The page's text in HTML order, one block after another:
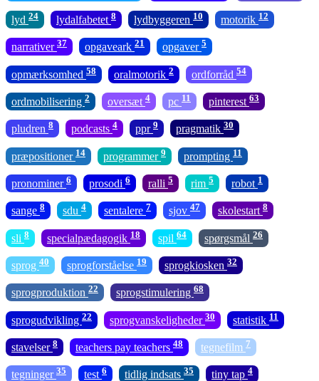
lyd 24 lydalfabetet 8 lydbyggeren 10 motorik 12
narrativer 37 opgaveark 21 opgaver 5
opmærksomhed 58 oralmotorik 2 ordforråd 54
ordmobilisering 2 oversæt 4 pc 11 pinterest 63
pludren 8 podcasts 4 ppr 9 pragmatik 30
præpositioner 14 programmer 9 prompting 11
pronominer 6 prosodi 6 ralli 5 rim 5 robot 1
sange 8 sdu 4 sentalere 7 sjov 47 skolestart 8
sli 8 specialpædagogik 18 spil 64 spørgsmål 26
sprog 40 sprogforståelse 19 sprogkiosken 32
sprogproduktion 22 sprogstimulering 68
sprogudvikling 22 sprogvanskeligheder 30 statistik 11
stavelser 8 teachers pay teachers 48 tegnefilm 7
tegninger 35 test 6 tidlig indsats 35 tiny tap 4